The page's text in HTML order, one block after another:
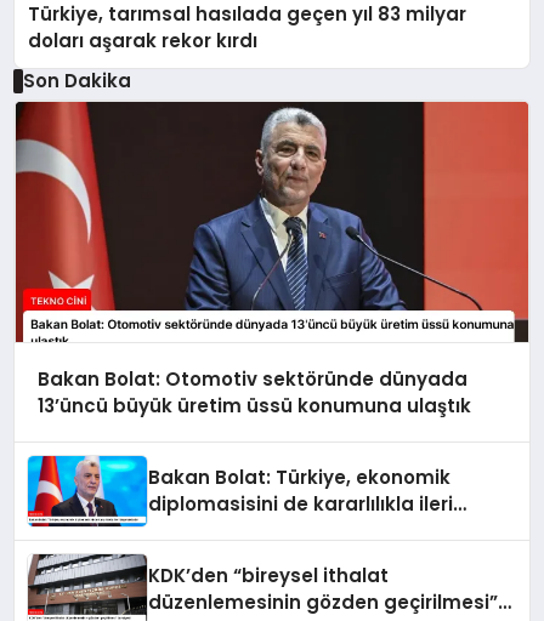
Türkiye, tarımsal hasılada geçen yıl 83 milyar
doları aşarak rekor kırdı
Son Dakika
Bakan Bolat: Otomotiv sektöründe dünyada
13’üncü büyük üretim üssü konumuna ulaştık
Bakan Bolat: Türkiye, ekonomik
diplomasisini de kararlılıkla ileri
KDK’den “bireysel ithalat
düzenlemesinin gözden geçirilmesi”